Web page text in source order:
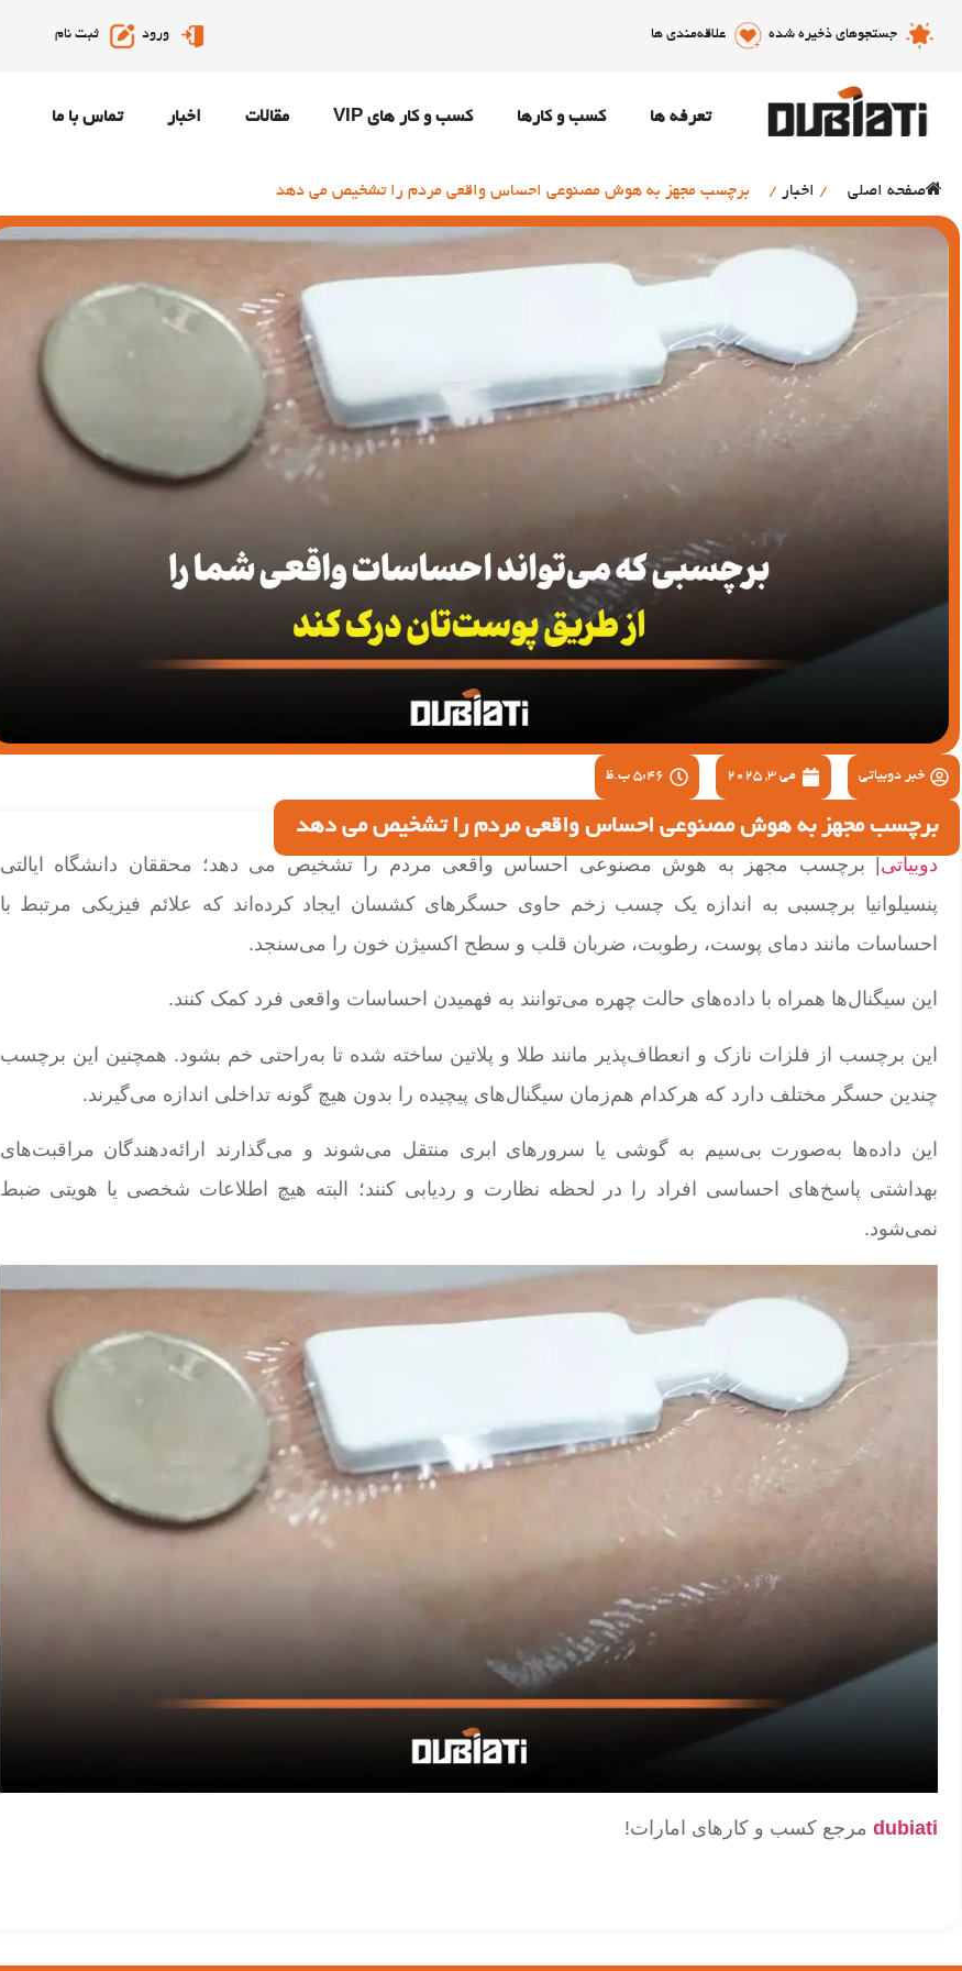
جستجوهای ذخیره شده علاقه‌مندی ها ورود ثبت نام
تعرفه ها کسب و کارها کسب و کار های VIP مقالات اخبار تماس با ما
صفحه اصلی / اخبار / برچسب مجهز به هوش مصنوعی احساس واقعی مردم را تشخیص می دهد
خبر دوبیاتی می 3, 2025 5:46 ب.ظ
برچسب مجهز به هوش مصنوعی احساس واقعی مردم را تشخیص می دهد
دوبیاتی | برچسب مجهز به هوش مصنوعی احساس واقعی مردم را تشخیص می دهد؛ محققان دانشگاه ایالتی
پنسیلوانیا برچسبی به اندازه یک چسب زخم حاوی حسگرهای کشسان ایجاد کرده‌اند که علائم فیزیکی مرتبط با
احساسات مانند دمای پوست، رطوبت، ضربان قلب و سطح اکسیژن خون را می‌سنجد.
این سیگنال‌ها همراه با داده‌های حالت چهره می‌توانند به فهمیدن احساسات واقعی فرد کمک کنند.
این برچسب از فلزات نازک و انعطاف‌پذیر مانند طلا و پلاتین ساخته شده تا به‌راحتی خم بشود. همچنین این برچسب
چندین حسگر مختلف دارد که هرکدام هم‌زمان سیگنال‌های پیچیده را بدون هیچ گونه تداخلی اندازه می‌گیرند.
این داده‌ها به‌صورت بی‌سیم به گوشی یا سرورهای ابری منتقل می‌شوند و می‌گذارند ارائه‌دهندگان مراقبت‌های
بهداشتی پاسخ‌های احساسی افراد را در لحظه نظارت و ردیابی کنند؛ البته هیچ اطلاعات شخصی یا هویتی ضبط
نمی‌شود.
dubiati مرجع کسب و کارهای امارات!